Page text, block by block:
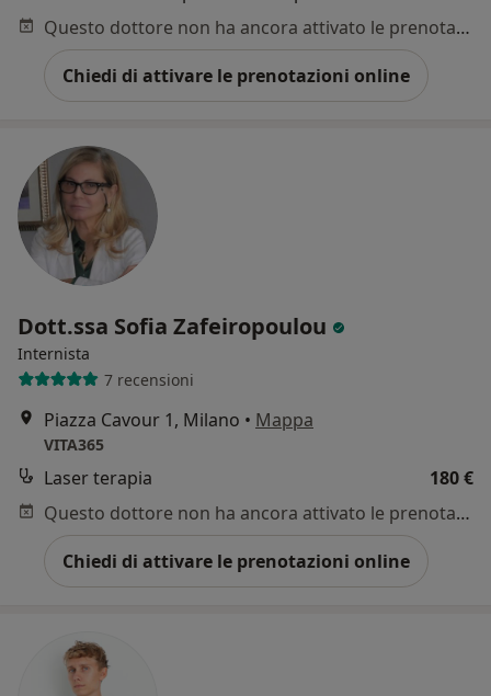
Questo dottore non ha ancora attivato le prenotazioni online presso questo indirizzo.
Chiedi di attivare le prenotazioni online
Dott.ssa Sofia Zafeiropoulou
Internista
7 recensioni
Piazza Cavour 1, Milano • Mappa
VITA365
Laser terapia
180 €
Questo dottore non ha ancora attivato le prenotazioni online presso questo indirizzo.
Chiedi di attivare le prenotazioni online